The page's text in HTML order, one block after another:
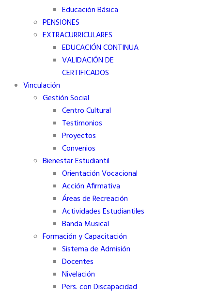
Educación Básica
PENSIONES
EXTRACURRICULARES
EDUCACIÓN CONTINUA
VALIDACIÓN DE
CERTIFICADOS
Vinculación
Gestión Social
Centro Cultural
Testimonios
Proyectos
Convenios
Bienestar Estudiantil
Orientación Vocacional
Acción Afirmativa
Áreas de Recreación
Actividades Estudiantiles
Banda Musical
Formación y Capacitación
Sistema de Admisión
Docentes
Nivelación
Pers. con Discapacidad